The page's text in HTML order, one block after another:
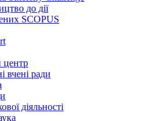
до дії
SCOPUS
центр
вчені ради
діяльності